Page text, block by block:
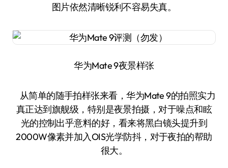
图片依然清晰锐利不容易失真。
华为Mate 9夜景样张
从简单的随手拍样张来看，华为Mate 9的拍照实力
真正达到旗舰级，特别是夜景拍摄，对于噪点和眩
光的控制出乎意料的好，看来将黑白镜头提升到
2000W像素并加入OIS光学防抖，对于夜拍的帮助
很大。